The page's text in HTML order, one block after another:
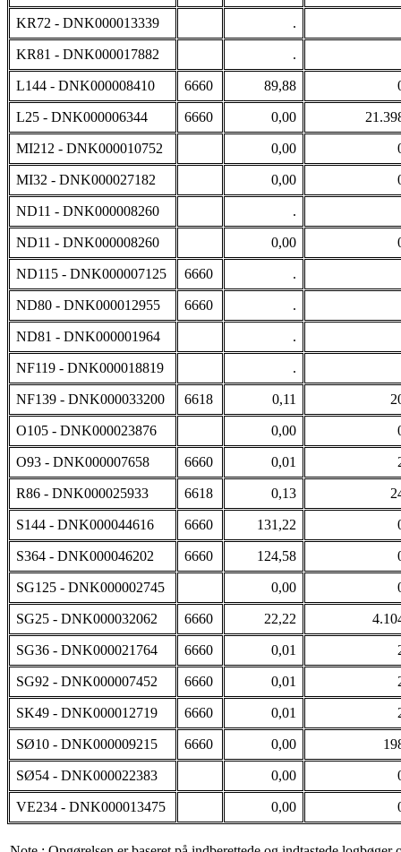
KR72 - DNK000013339 .
KR81 - DNK000017882 .
L144 - DNK000008410 6660 89,88
L25 - DNK000006344 6660 0,00
MI212 - DNK000010752 0,00
MI32 - DNK000027182 0,00
ND11 - DNK000008260 .
ND11 - DNK000008260 0,00
ND115 - DNK000007125 6660 .
ND80 - DNK000012955 6660 .
ND81 - DNK000001964 .
NF119 - DNK000018819 .
NF139 - DNK000033200 6618 0,11
O105 - DNK000023876 0,00
O93 - DNK000007658 6660 0,01
R86 - DNK000025933 6618 0,13
S144 - DNK000044616 6660 131,22
S364 - DNK000046202 6660 124,58
SG125 - DNK000002745 0,00
SG25 - DNK000032062 6660 22,22
SG36 - DNK000021764 6660 0,01
SG92 - DNK000007452 6660 0,01
SK49 - DNK000012719 6660 0,01
SØ10 - DNK000009215 6660 0,00
SØ54 - DNK000022383 0,00
VE234 - DNK000013475 0,00